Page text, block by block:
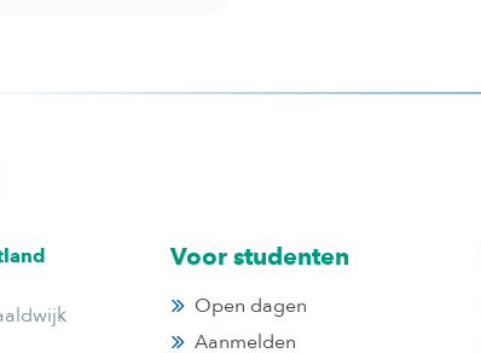
Voor studenten
Open dagen
Aanmelden